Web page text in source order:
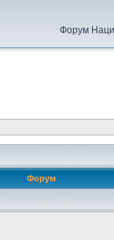
Форум
Форум